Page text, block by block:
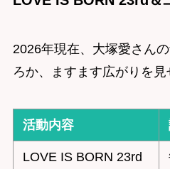
2026年現在、大塚愛さん
ろか、ますます広がりを見
活動内容
LOVE IS BORN 23rd